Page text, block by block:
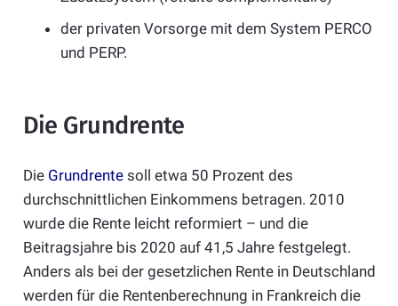
der privaten Vorsorge mit dem System PERCO
und PERP.
Die Grundrente
Die Grundrente soll etwa 50 Prozent des
durchschnittlichen Einkommens betragen. 2010
wurde die Rente leicht reformiert – und die
Beitragsjahre bis 2020 auf 41,5 Jahre festgelegt.
Anders als bei der gesetzlichen Rente in Deutschland
werden für die Rentenberechnung in Frankreich die